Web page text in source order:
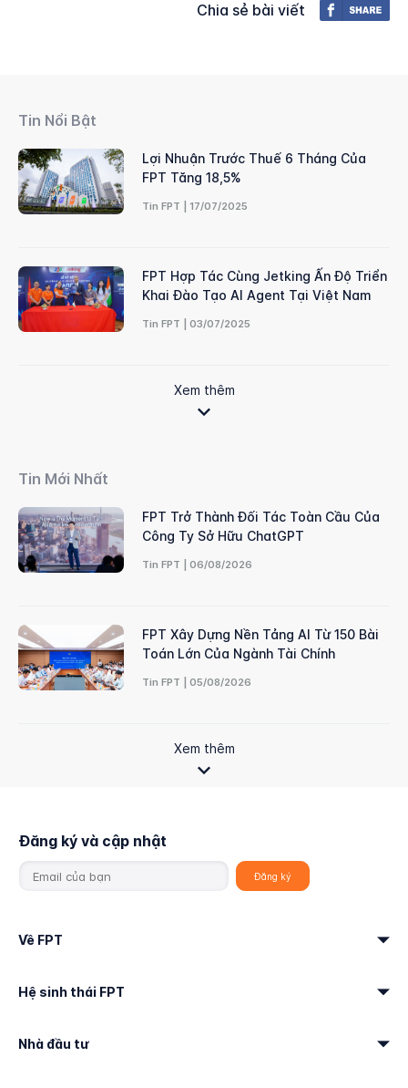
Chia sẻ bài viết
Tin Nổi Bật
Lợi Nhuận Trước Thuế 6 Tháng Của
FPT Tăng 18,5%
Tin FPT | 17/07/2025
FPT Hợp Tác Cùng Jetking Ấn Độ Triển
Khai Đào Tạo AI Agent Tại Việt Nam
Tin FPT | 03/07/2025
Xem thêm
Tin Mới Nhất
FPT Trở Thành Đối Tác Toàn Cầu Của
Công Ty Sở Hữu ChatGPT
Tin FPT | 06/08/2026
FPT Xây Dựng Nền Tảng AI Từ 150 Bài
Toán Lớn Của Ngành Tài Chính
Tin FPT | 05/08/2026
Xem thêm
Đăng ký và cập nhật
Về FPT
Hệ sinh thái FPT
Nhà đầu tư